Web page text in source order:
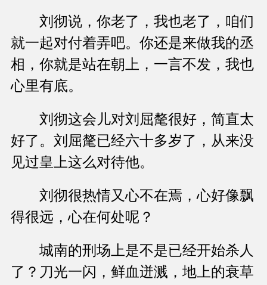
刘彻说，你老了，我也老了，咱们
就一起对付着弄吧。你还是来做我的丞
相，你就是站在朝上，一言不发，我也
心里有底。
刘彻这会儿对刘屈氂很好，简直太
好了。刘屈氂已经六十多岁了，从来没
见过皇上这么对待他。
刘彻很热情又心不在焉，心好像飘
得很远，心在何处呢？
城南的刑场上是不是已经开始杀人
了？刀光一闪，鲜血迸溅，地上的衰草